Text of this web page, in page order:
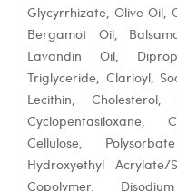
Glycyrrhizate, Olive Oil,
Bergamot Oil,
Lavandin Oil,
Triglyceride, Clarioyl,
Lecithin, Cholesterol,
Cyclopentasiloxane,
Cellulose,
Hydroxyethyl Acrylate/
Copolymer,